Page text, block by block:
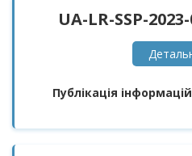
UA-LR-SSP-
Публікація